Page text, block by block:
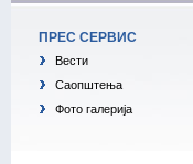
ПРЕС СЕРВИС
Вести
Саопштења
Фото галерија